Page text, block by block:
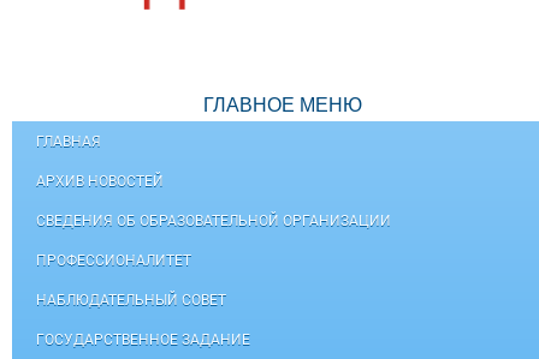
ГЛАВНОЕ МЕНЮ
ГЛАВНАЯ
АРХИВ НОВОСТЕЙ
СВЕДЕНИЯ ОБ ОБРАЗОВАТЕЛЬНОЙ ОРГАНИЗАЦИИ
ПРОФЕССИОНАЛИТЕТ
НАБЛЮДАТЕЛЬНЫЙ СОВЕТ
ГОСУДАРСТВЕННОЕ ЗАДАНИЕ